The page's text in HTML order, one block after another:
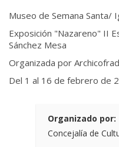
Museo de Semana Santa/
Exposición "Nazareno" II
Sánchez Mesa
Organizada por
Del 1 al 16 de febrero de
Organizado por:
Concejalía de